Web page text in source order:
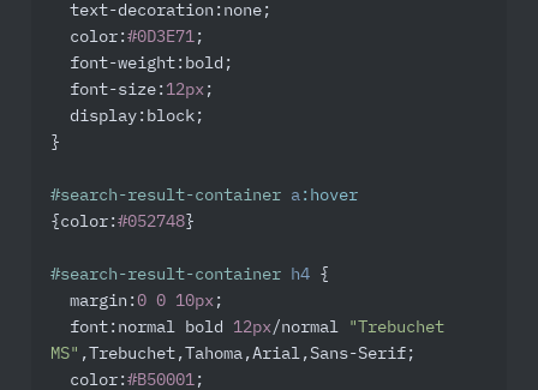
text-decoration :none;
color :#0D3E71 ;
font-weight :bold;
font-size : 12px ;
display :block;
}
#search-result-container a :hover
{ color :#052748 }
#search-result-container h4 {
margin :0 0 10px ;
font :normal bold 12px /normal
"Trebuchet
MS" ,Trebuchet,Tahoma,Arial,Sans-Serif;
color :#B50001 ;